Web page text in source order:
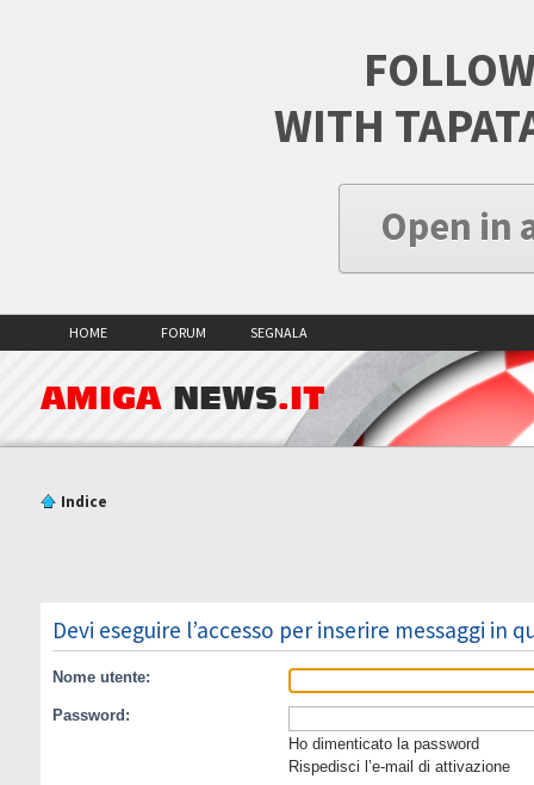
WITH
Open in
HOME FORUM SEGNALA
AMIGA NEWS.IT
Indice
Devi eseguire l’accesso per inserire messaggi in
Nome utente:
Password:
Ho dimenticato la password
Rispedisci l’e-mail di attivazione